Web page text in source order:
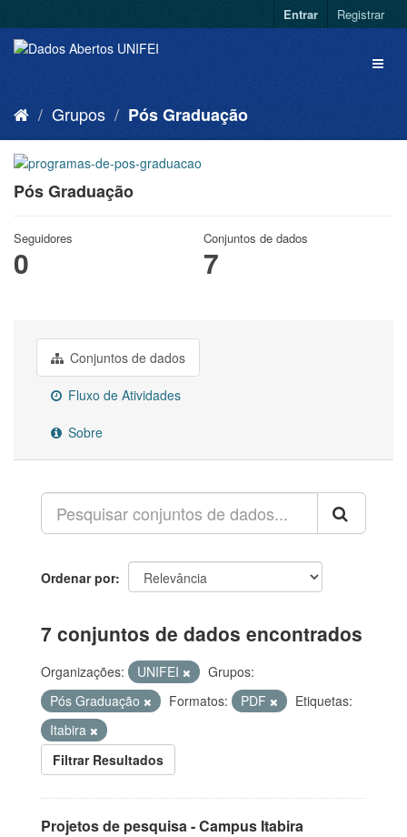
Entrar Registrar
Grupos Pós Graduação
Pós Graduação
Seguidores
0
Conjuntos de dados
7
Conjuntos de dados
Fluxo de Atividades
Sobre
Ordenar por
7 conjuntos de dados encontrados
Organizações: UNIFEI
Grupos:
Pós Graduação
Formatos: PDF
Etiquetas:
Itabira
Filtrar Resultados
Projetos de pesquisa - Campus Itabira